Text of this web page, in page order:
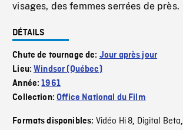
visages, des femmes serrées de près.
DÉTAILS
Chute de tournage de: Jour après jour
Lieu:Windsor (Québec)
Année:1961
Collection:Office National du Film
Formats disponibles: Vidéo Hi 8, Digital Beta,